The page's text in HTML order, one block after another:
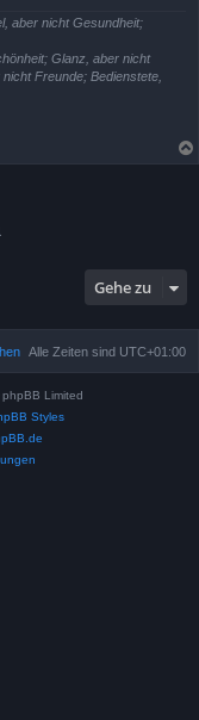
aber nicht Gesundheit;
Glanz, aber nicht
Freunde; Bedienstete,
Gehe zu
Alle Zeiten sind UTC+01:00
Limited
Styles